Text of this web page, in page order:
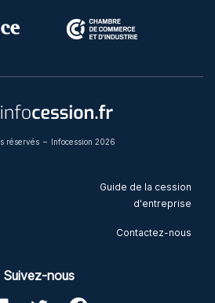
Guide de la cession
d'entreprise
Contactez-nous
réservés – Infocession 2026
Suivez-nous